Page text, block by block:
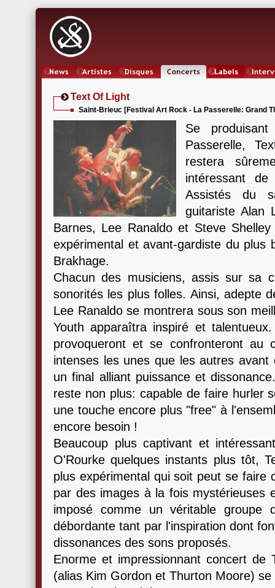
Text Of Light
Saint-Brieuc [Festival Art Rock - La Passerelle: Grand
Se
Passerelle,
restera
intéressant
Assistés du
guitariste Alan
Barnes, Lee Ranaldo et Steve
expérimental et avant-gardiste du
Brakhage.
Chacun des musiciens, assis sur sa
sonorités les plus folles. Ainsi, adepte
Lee Ranaldo se montrera sous son
Youth apparaîtra inspiré et
provoqueront et se confronteront au
intenses les unes que les autres
un final alliant puissance et
reste non plus: capable de faire hurler
une touche encore plus "free" à
encore besoin !
Beaucoup plus captivant et
O'Rourke quelques instants plus tôt,
plus expérimental qui soit peut se faire
par des images à la fois mystérieuses
imposé comme un véritable groupe
débordante tant par l'inspiration dont
dissonances des sons proposés.
Enorme et impressionnant concert de
(alias Kim Gordon et Thurton Moore)